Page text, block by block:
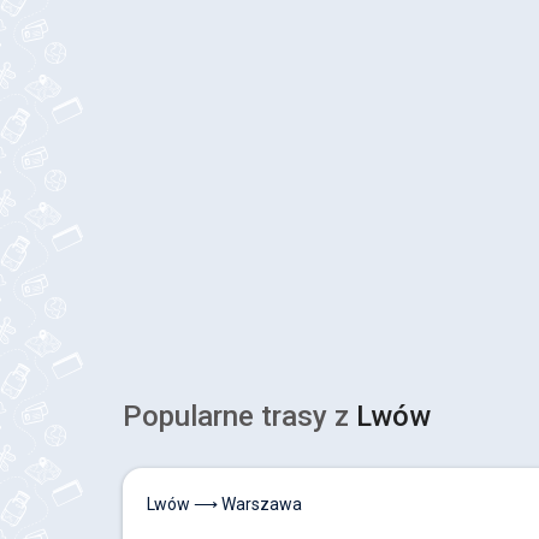
Popularne trasy z Lwów
Lwów ⟶ Warszawa